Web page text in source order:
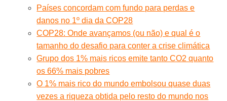
Países concordam com fundo para perdas e
danos no 1º dia da COP28
COP28: Onde avançamos (ou não) e qual é o
tamanho do desafio para conter a crise climática
Grupo dos 1% mais ricos emite tanto CO2 quanto
os 66% mais pobres
O 1% mais rico do mundo embolsou quase duas
vezes a riqueza obtida pelo resto do mundo nos